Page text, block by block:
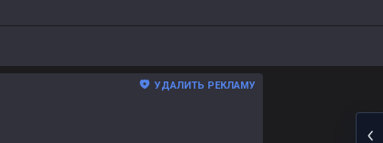
УДАЛИТЬ РЕКЛАМУ